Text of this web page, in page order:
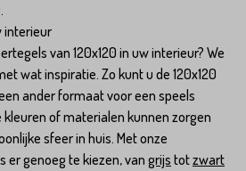
interieur
van 120x120 in uw interieur? We
wat inspiratie. Zo kunt u de 120x120
ander formaat voor een speels
of materialen kunnen zorgen
sfeer in huis. Met onze
er genoeg te kiezen, van grijs totzwart